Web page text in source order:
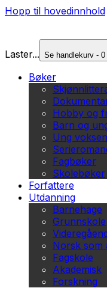
Hopp til hovedinnhold
Laster... Se handlekurv - 0
Bøker
Hobby og
Barn og
Ung voksen
Fagbøker
Skolebøker
Forfattere
Utdanning
Barnehage
Grunnskole
Norsk som
Fagskole
Akademisk
Forskning